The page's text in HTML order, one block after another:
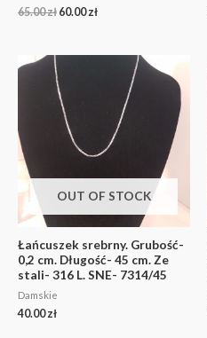
65.00zł 60.00zł
OUT OF STOCK
Łańcuszek srebrny. Grubość-
0,2 cm. Długość- 45 cm. Ze
stali- 316 L. SNE- 7314/45
Damskie
40.00zł